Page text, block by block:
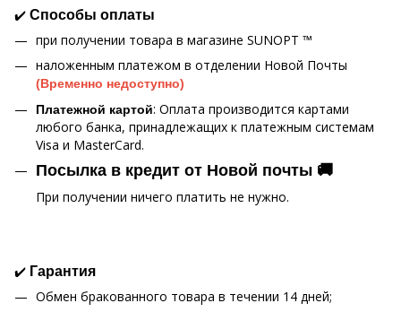
✔️ Способы оплаты
при получении товара в магазине SUNOPT ™
наложенным платежом в отделении Новой Почты
(Временно недоступно)
Платежной картой: Оплата производится картами
любого банка, принадлежащих к платежным системам
Visa и MasterCard.
Посылка в кредит от Новой почты 🚚
При получении ничего платить не нужно.
✔️ Гарантия
Обмен бракованного товара в течении 14 дней;